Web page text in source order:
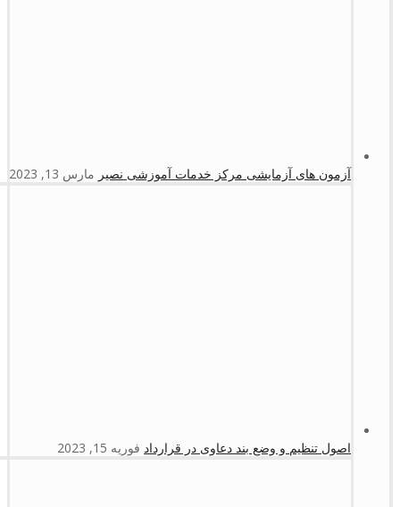
آزمون های آزمایشی مرکز خدمات آموزشی نصیر مارس 13, 2023
اصول تنظیم و وضع بند دعاوی در قرارداد فوریه 15, 2023